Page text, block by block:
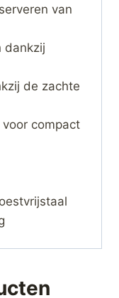
van
dankzij
de zachte
compact